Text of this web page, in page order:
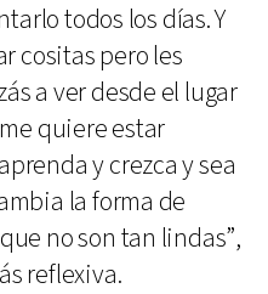
todos los días. Y
cositas pero les
a ver desde el lugar
quiere estar
y crezca y sea
la forma de
no son tan lindas”,
reflexiva.